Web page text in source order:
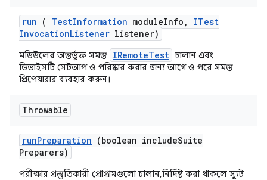
run ( TestInformation moduleInfo ,
ITest
InvocationListener listener)
মডিউলের অন্তর্ভুক্ত সমস্ত IRemoteTest চালান এবং
ডিভাইসটি সেটআপ ও পরিষ্কার করার জন্য আগে ও পরে সমস্ত
প্রিপেয়ারার ব্যবহার করুন।
Throwable
runPreparation (boolean includeSuite
Preparers)
পরীক্ষার প্রস্তুতিকারী প্রোগ্রামগুলো চালান, নির্দিষ্ট করা থাকলে স্যুট